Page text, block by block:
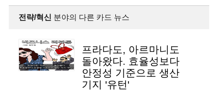
전략/혁신 분야의 다른 카드 뉴스
프라다도, 아르마니도
돌아왔다. 효율성보다
안정성 기준으로 생산
기지 '유턴'